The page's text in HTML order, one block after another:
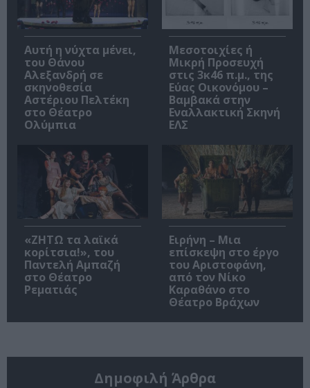
Αυτή η νύχτα μένει,
του Θάνου
Αλεξανδρή σε
σκηνοθεσία
Αστέριου Πελτέκη
στο Θέατρο
Ολύμπια
Μεσοτοιχίες ή
Μικρή Προσευχή
στις 3κ46 π.μ., της
Εύας Οικονόμου –
Βαμβακά στην
Εναλλακτική Σκηνή
ΕΛΣ
«ΖΗΤΩ τα λαϊκά
κορίτσια!», του
Παντελή Αμπαζή
στο Θέατρο
Ρεματιάς
Ειρήνη – Μια
επίσκεψη στο έργο
του Αριστοφάνη,
από τον Νίκο
Καραθάνο στο
Θέατρο Βράχων
Δημοφιλή Άρθρα